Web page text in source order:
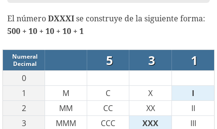
El número DXXXI se construye de la siguiente forma:
500 + 10 + 10 + 10 + 1
Numeral
Decimal
5 3 1
0
1
M C X
I
2
MM CC XX
II
3
MMM CCC XXX
III